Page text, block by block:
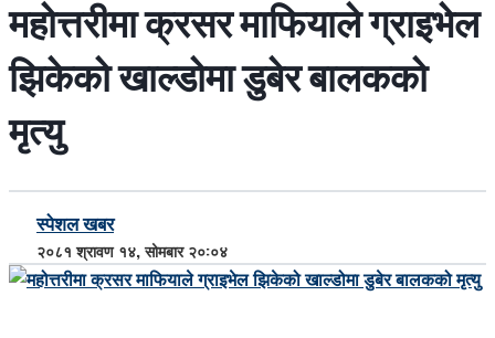
महोत्तरीमा क्रसर माफियाले ग्राइभेल
झिकेको खाल्डोमा डुबेर बालकको
मृत्यु
स्पेशल खबर
२०८१ श्रावण १४, सोमबार २०:०४